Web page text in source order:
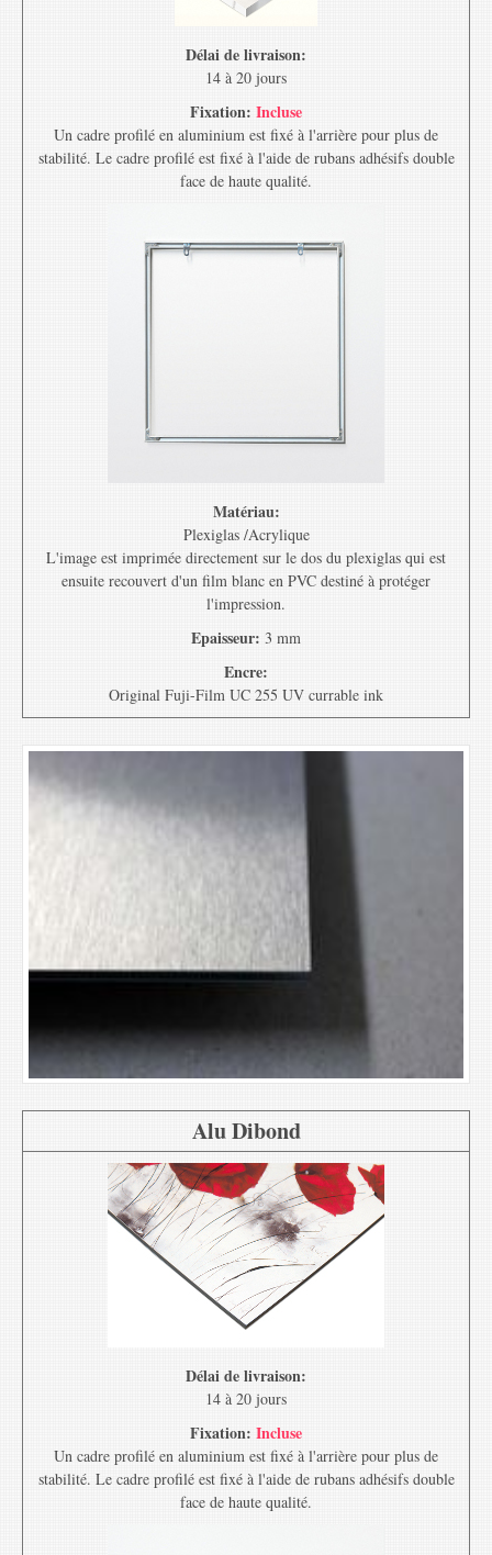
Délai de livraison:
14 à 20 jours
Fixation: Incluse
Un cadre profilé en aluminium est fixé à l'arrière pour plus de
stabilité. Le cadre profilé est fixé à l'aide de rubans adhésifs double
face de haute qualité.
Matériau:
Plexiglas /Acrylique
L'image est imprimée directement sur le dos du plexiglas qui est
ensuite recouvert d'un film blanc en PVC destiné à protéger
l'impression.
Epaisseur: 3 mm
Encre:
Original Fuji-Film UC 255 UV currable ink
Alu Dibond
Délai de livraison:
14 à 20 jours
Fixation: Incluse
Un cadre profilé en aluminium est fixé à l'arrière pour plus de
stabilité. Le cadre profilé est fixé à l'aide de rubans adhésifs double
face de haute qualité.